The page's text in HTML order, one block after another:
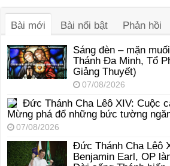
Bài mới
Bài nổi bật Phản hồi
Sáng đèn – mặn
Thánh Đa Minh, Tổ
Giảng Thuyết)
07/08/2026
Đức Thánh Cha Lêô XIV: Cuộc
Mừng phá đổ những bức tường
07/08/2026
Đức Thánh Cha Lêô
Benjamin Earl, OP